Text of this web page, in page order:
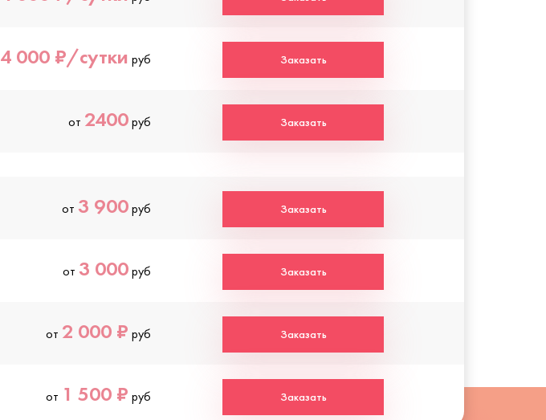
4 000 ₽/сутки руб Заказать
от 2400руб Заказать
от 3 900руб Заказать
от 3 000руб Заказать
от 2 000 ₽ руб Заказать
от 1 500 ₽ руб Заказать